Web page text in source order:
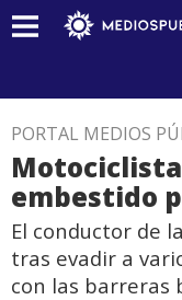
PORTAL MEDIOS
embestido
El conductor de
tras evadir a
con las barreras